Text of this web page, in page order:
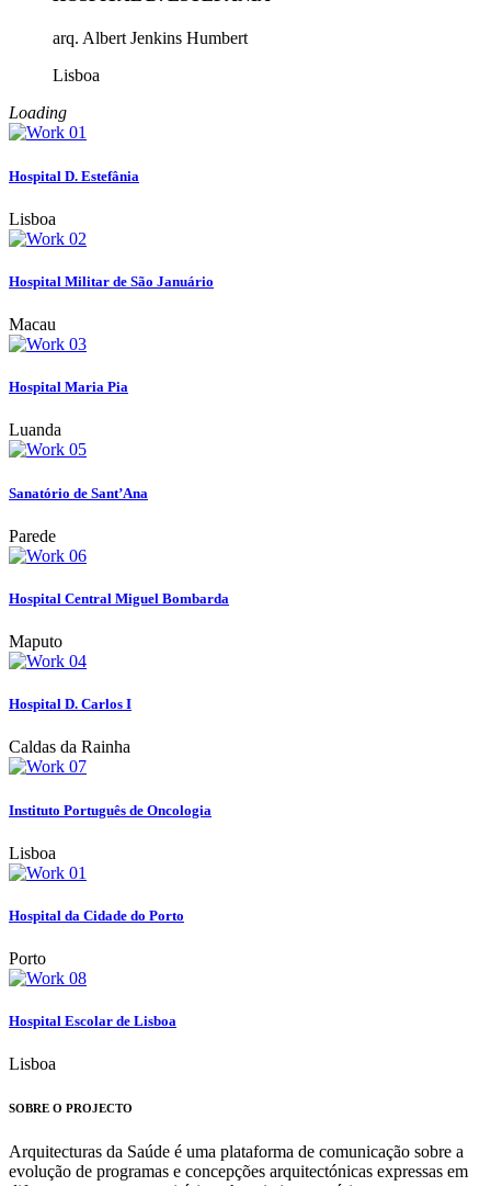
arq. Albert Jenkins Humbert
Lisboa
Loading
Hospital D. Estefânia
Lisboa
Hospital Militar de São Januário
Macau
Hospital Maria Pia
Luanda
Sanatório de Sant’Ana
Parede
Hospital Central Miguel Bombarda
Maputo
Hospital D. Carlos I
Caldas da Rainha
Instituto Português de Oncologia
Lisboa
Hospital da Cidade do Porto
Porto
Hospital Escolar de Lisboa
Lisboa
SOBRE O PROJECTO
Arquitecturas da Saúde é uma plataforma de comunicação sobre a
evolução de programas e concepções arquitectónicas expressas em